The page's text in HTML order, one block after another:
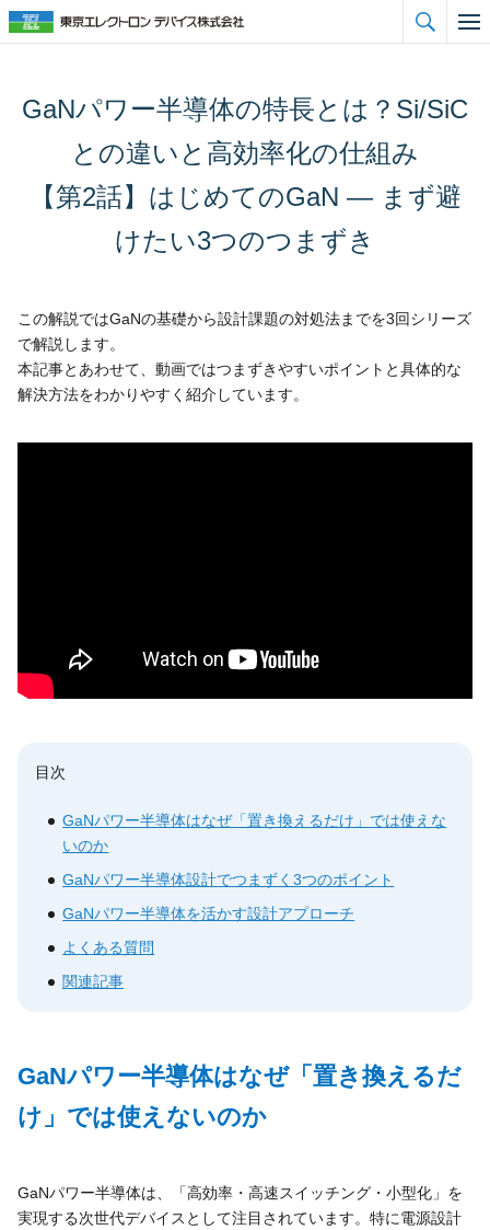

GaNパワー半導体の特長とは？Si/SiC
との違いと高効率化の仕組み
【第2話】はじめてのGaN ― まず避
けたい3つのつまずき
この解説ではGaNの基礎から設計課題の対処法までを3回シリーズ
で解説します。
本記事とあわせて、動画ではつまずきやすいポイントと具体的な
解決方法をわかりやすく紹介しています。
目次
GaNパワー半導体はなぜ「置き換えるだけ」では使えな
いのか
GaNパワー半導体設計でつまずく3つのポイント
GaNパワー半導体を活かす設計アプローチ
よくある質問
関連記事
GaNパワー半導体はなぜ「置き換えるだ
け」では使えないのか
GaNパワー半導体は、「高効率・高速スイッチング・小型化」を
実現する次世代デバイスとして注目されています。特に電源設計